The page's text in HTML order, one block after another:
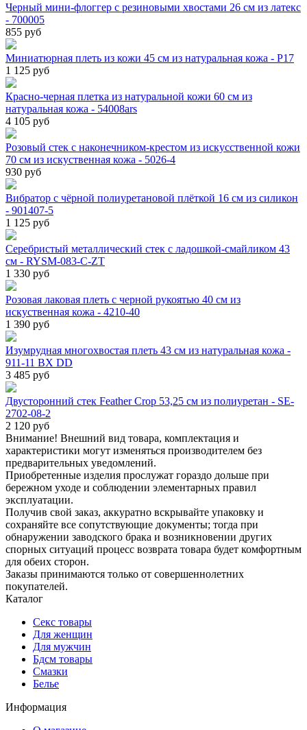
Черный мини-флоггер с резиновыми хвостами 26 см из латекс
- 700005
855 руб
Миниатюрная плеть из кожи 45 см из натуральная кожа - Р17
1 125 руб
Красно-черная плетка из натуральной кожи 60 см из
натуральная кожа - 54008ars
4 105 руб
Розовый стек с наконечником-крестом из искусственной кожи
70 см из искуственная кожа - 5026-4
930 руб
Вибратор с чёрной полиуретановой плёткой 16 см из силикон
- 901407-5
1 125 руб
Серебристый металлический стек с ладошкой-смайликом 43
см - RYSM-083-C-ZT
1 330 руб
Розовая лаковая плеть с черной рукоятью 40 см из
искуственная кожа - 4210-40
1 390 руб
Изумрудная многохвостая плеть 43 см из натуральная кожа -
911-11 BX DD
3 485 руб
Двусторонний стек Feather Crop 53,25 см из полиуретан - SE-
2702-08-2
2 120 руб
Внимание! Внешний вид товара, комплектация и
характеристики могут изменяться производителем без
предварительных уведомлений.
Приобретенные изделия прослужат гораздо дольше при
бережном уходе и соблюдении элементарных правил
эксплуатации.
Получив свой заказ, аккуратно вскрывайте упаковку и
сохраняйте все сопутствующие документы; тогда при
обнаружении заводского брака и возникновении других
спорных ситуаций процесс возврата товара будет комфортным
для обеих сторон.
Заказы принимаются только от совершеннолетних
покупателей.
Каталог
Секс товары
Для женщин
Для мужчин
Бдсм товары
Смазки
Белье
Информация